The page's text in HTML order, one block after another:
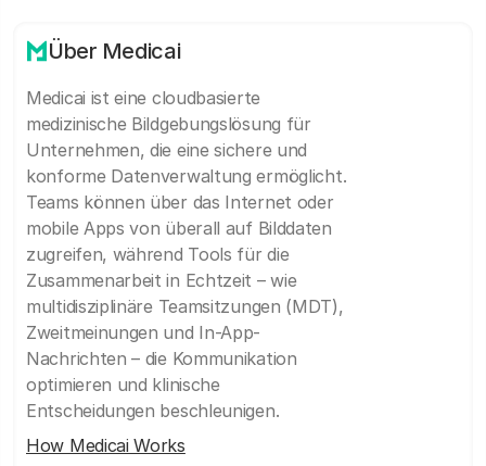
Über Medicai
Medicai ist eine cloudbasierte
medizinische Bildgebungslösung für
Unternehmen, die eine sichere und
konforme Datenverwaltung ermöglicht.
Teams können über das Internet oder
mobile Apps von überall auf Bilddaten
zugreifen, während Tools für die
Zusammenarbeit in Echtzeit – wie
multidisziplinäre Teamsitzungen (MDT),
Zweitmeinungen und In-App-
Nachrichten – die Kommunikation
optimieren und klinische
Entscheidungen beschleunigen.
How Medicai Works